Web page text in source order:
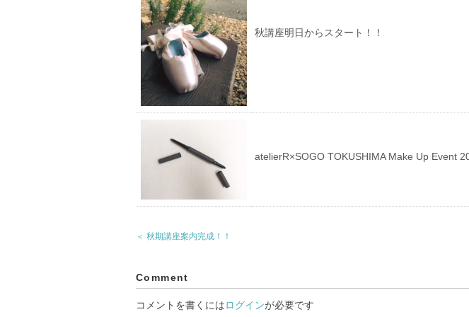
秋講座明日からスタート！！
atelierR×SOGO TOKUSHIMA Make Up Event
＜ 秋期講座案内完成！！
Comment
コメントを書くにはログインが必要です